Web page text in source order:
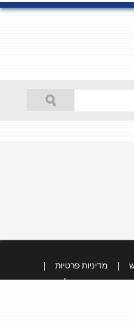
מדיניות פרטיות
כל הזכויות שמורות